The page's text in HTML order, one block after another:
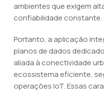
ambientes que exigem
confiabilidade constante.
Portanto, a aplicação
planos de dados
aliada à conectividade
ecossistema eficiente,
operações IoT. Essas